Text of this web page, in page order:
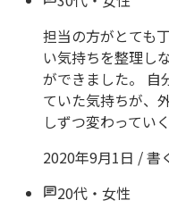
担当の方がとても
い気持ちを整理し
ができました。 自
ていた気持ちが、
しずつ変わってい
2020年9月1日 /書
20代 ・ 女性